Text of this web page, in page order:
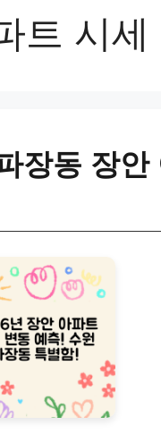
트 시세
장동 장안